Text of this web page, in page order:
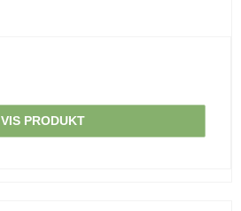
VIS PRODUKT